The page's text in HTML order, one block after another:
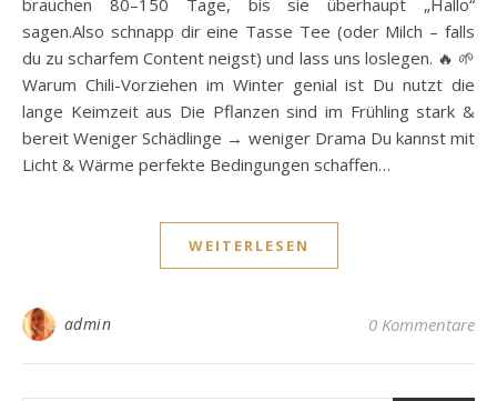
sagen.Also schnapp dir eine Tasse Tee (oder Milch – falls
du zu scharfem Content neigst) und lass uns loslegen. 🔥 🌱
Warum Chili-Vorziehen im Winter genial ist Du nutzt die
lange Keimzeit aus Die Pflanzen sind im Frühling stark &
bereit Weniger Schädlinge → weniger Drama Du kannst mit
Licht & Wärme perfekte Bedingungen schaffen…
WEITERLESEN
admin 0 Kommentare